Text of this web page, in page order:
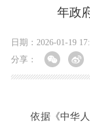
年政
日期：2026-01-19
分享：
依据《中华人